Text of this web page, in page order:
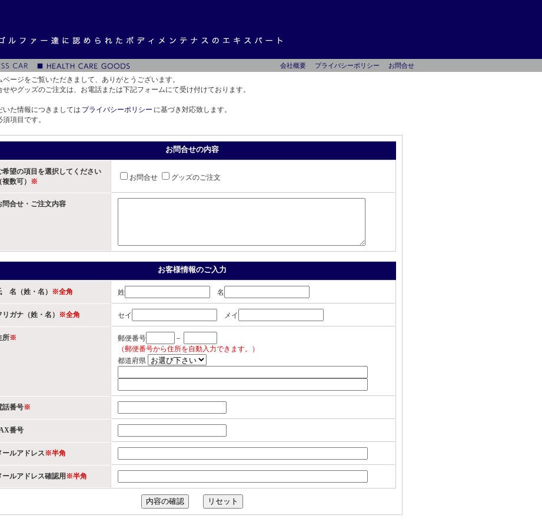
会社概要 プライバシーポリシー お問合せ
ページをご覧いただきまして、ありがとうございます。
せやグッズのご注文は、お電話または下記フォームにて受け付けております。
いた情報につきましては プライバシーポリシー に基づき対応致します。
須項目です。
お問合せの内容
希望の項目を選択してください
（複数可） ※ お問合せ グッズのご注文
問合せ・ご注文内容
お客様情報のご入力
名（姓・名） ※全角 姓 名
リガナ（姓・名） ※全角 セイ メイ
所※ 郵便番号
－
（郵便番号から住所を自動入力できます。）
都道府県
話番号※
番号
ールアドレス※半角
ールアドレス確認用 ※半角